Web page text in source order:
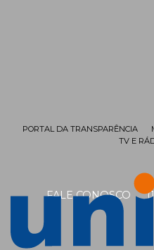
FALE CONOSCO
PORTAL DA TRANSPARÊNCIA
TV E